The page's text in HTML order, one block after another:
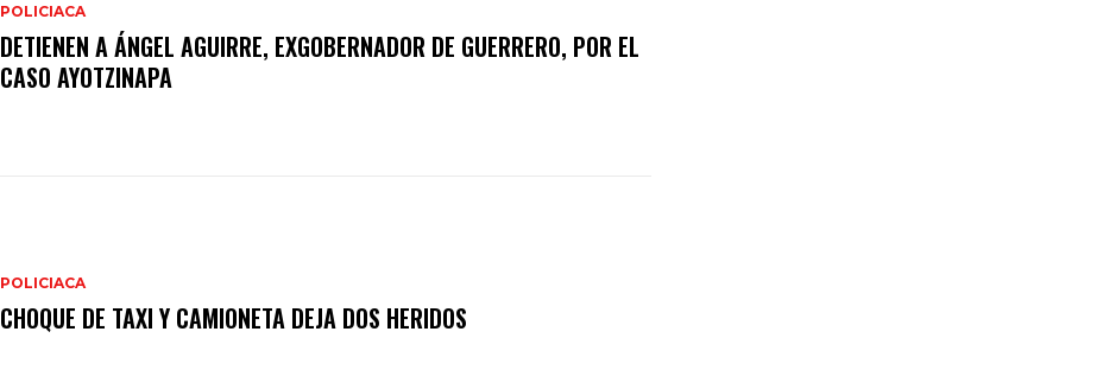
POLICIACA
DETIENEN A ÁNGEL AGUIRRE, EXGOBERNADOR DE GUERRERO, POR EL
CASO AYOTZINAPA
POLICIACA
CHOQUE DE TAXI Y CAMIONETA DEJA DOS HERIDOS